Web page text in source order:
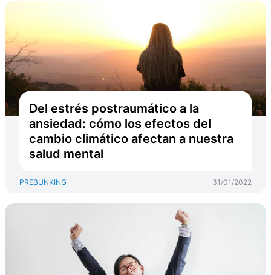
Del estrés postraumático a la
ansiedad: cómo los efectos del
cambio climático afectan a nuestra
salud mental
PREBUNKING 31/01/2022